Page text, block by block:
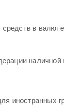
в
иностранных